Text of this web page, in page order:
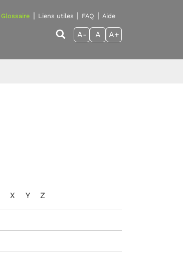
Glossaire Liens utiles FAQ Aide
A- A A+
X Y Z